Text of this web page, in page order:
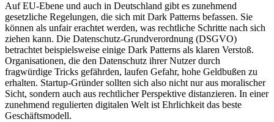
Auf EU-Ebene und auch in Deutschland gibt es zunehmend
gesetzliche Regelungen, die sich mit Dark Patterns befassen. Sie
können als unfair erachtet werden, was rechtliche Schritte nach sich
ziehen kann. Die Datenschutz-Grundverordnung (DSGVO)
betrachtet beispielsweise einige Dark Patterns als klaren Verstoß.
Organisationen, die den Datenschutz ihrer Nutzer durch
fragwürdige Tricks gefährden, laufen Gefahr, hohe Geldbußen zu
erhalten. Startup-Gründer sollten sich also nicht nur aus moralischer
Sicht, sondern auch aus rechtlicher Perspektive distanzieren. In einer
zunehmend regulierten digitalen Welt ist Ehrlichkeit das beste
Geschäftsmodell.